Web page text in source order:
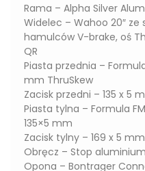
Rama – Alpha Silver
Widelec – Wahoo 20″
hamulców V-brake, oś
QR
Piasta przednia –
mm ThruSkew
Zacisk przedni – 135 x 5
Piasta tylna – Formula
135×5 mm
Zacisk tylny – 169 x 5
Obręcz – Stop
Opona – Bontrager